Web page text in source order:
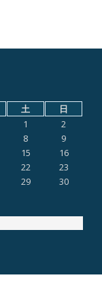
土
日
1
2
8
9
15
16
22
23
29
30